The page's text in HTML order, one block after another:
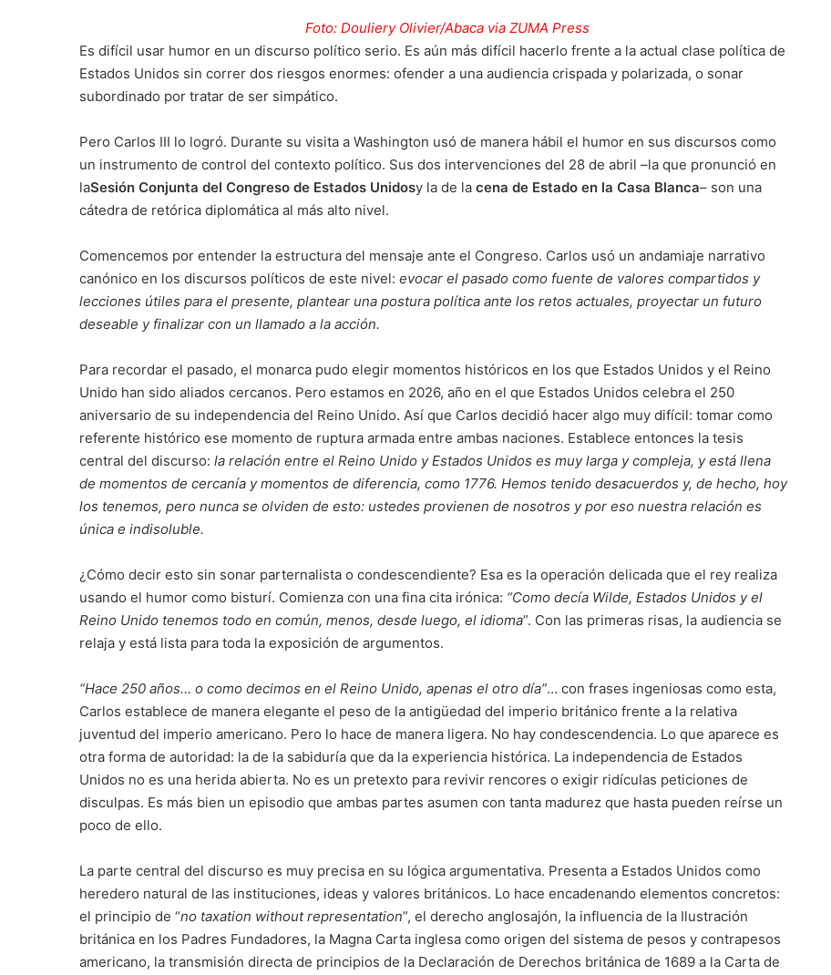
Foto: Douliery Olivier/Abaca via ZUMA Press
Es difícil usar humor en un discurso político serio. Es aún más difícil hacerlo frente a la actual clase política de
Estados Unidos sin correr dos riesgos enormes: ofender a una audiencia crispada y polarizada, o sonar
subordinado por tratar de ser simpático.
Pero Carlos III lo logró. Durante su visita a Washington usó de manera hábil el humor en sus discursos como
un instrumento de control del contexto político. Sus dos intervenciones del 28 de abril –la que pronunció en
laSesión Conjunta del Congreso de Estados Unidosy la de la cena de Estado en la Casa Blanca– son una
cátedra de retórica diplomática al más alto nivel.
Comencemos por entender la estructura del mensaje ante el Congreso. Carlos usó un andamiaje narrativo
canónico en los discursos políticos de este nivel: evocar el pasado como fuente de valores compartidos y
lecciones útiles para el presente, plantear una postura política ante los retos actuales, proyectar un futuro
deseable y finalizar con un llamado a la acción.
Para recordar el pasado, el monarca pudo elegir momentos históricos en los que Estados Unidos y el Reino
Unido han sido aliados cercanos. Pero estamos en 2026, año en el que Estados Unidos celebra el 250
aniversario de su independencia del Reino Unido. Así que Carlos decidió hacer algo muy difícil: tomar como
referente histórico ese momento de ruptura armada entre ambas naciones. Establece entonces la tesis
central del discurso: la relación entre el Reino Unido y Estados Unidos es muy larga y compleja, y está llena
de momentos de cercanía y momentos de diferencia, como 1776. Hemos tenido desacuerdos y, de hecho, hoy
los tenemos, pero nunca se olviden de esto: ustedes provienen de nosotros y por eso nuestra relación es
única e indisoluble.
¿Cómo decir esto sin sonar parternalista o condescendiente? Esa es la operación delicada que el rey realiza
usando el humor como bisturí. Comienza con una fina cita irónica: “Como decía Wilde, Estados Unidos y el
Reino Unido tenemos todo en común, menos, desde luego, el idioma”. Con las primeras risas, la audiencia se
relaja y está lista para toda la exposición de argumentos.
“Hace 250 años… o como decimos en el Reino Unido, apenas el otro día”… con frases ingeniosas como esta,
Carlos establece de manera elegante el peso de la antigüedad del imperio británico frente a la relativa
juventud del imperio americano. Pero lo hace de manera ligera. No hay condescendencia. Lo que aparece es
otra forma de autoridad: la de la sabiduría que da la experiencia histórica. La independencia de Estados
Unidos no es una herida abierta. No es un pretexto para revivir rencores o exigir ridículas peticiones de
disculpas. Es más bien un episodio que ambas partes asumen con tanta madurez que hasta pueden reírse un
poco de ello.
La parte central del discurso es muy precisa en su lógica argumentativa. Presenta a Estados Unidos como
heredero natural de las instituciones, ideas y valores británicos. Lo hace encadenando elementos concretos:
el principio de “no taxation without representation”, el derecho anglosajón, la influencia de la Ilustración
británica en los Padres Fundadores, la Magna Carta inglesa como origen del sistema de pesos y contrapesos
americano, la transmisión directa de principios de la Declaración de Derechos británica de 1689 a la Carta de